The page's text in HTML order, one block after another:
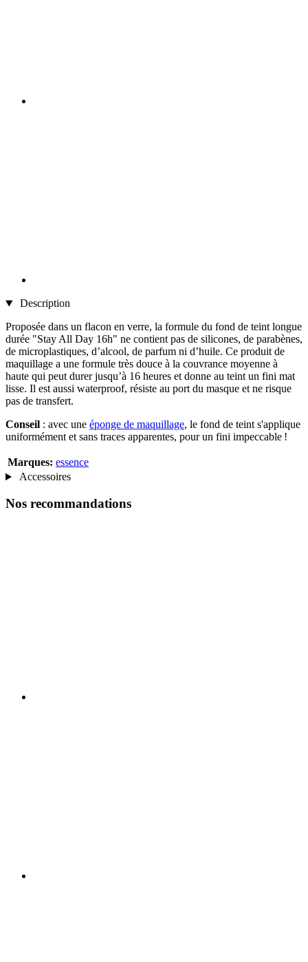
Description
Proposée dans un flacon en verre, la formule du fond de teint longue
durée "Stay All Day 16h" ne contient pas de silicones, de parabènes,
de microplastiques, d’alcool, de parfum ni d’huile. Ce produit de
maquillage a une formule très douce à la couvrance moyenne à
haute qui peut durer jusqu’à 16 heures et donne au teint un fini mat
lisse. Il est aussi waterproof, résiste au port du masque et ne risque
pas de transfert.
Conseil : avec une éponge de maquillage, le fond de teint s'applique
uniformément et sans traces apparentes, pour un fini impeccable !
Marques: essence
Accessoires
Nos recommandations